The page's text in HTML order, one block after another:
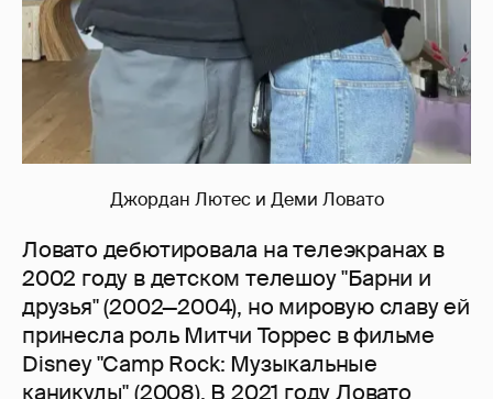
Джордан Лютес и Деми Ловато
Ловато дебютировала на телеэкранах в
2002 году в детском телешоу "Барни и
друзья" (2002—2004), но мировую славу ей
принесла роль Митчи Торрес в фильме
Disney "Camp Rock: Музыкальные
каникулы" (2008). В 2021 году Ловато